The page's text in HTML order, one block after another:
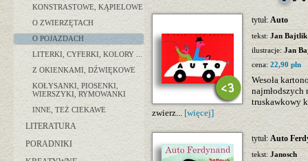
KONSTRASTOWE, KĄPIELOWE
O ZWIERZĘTACH
O POJAZDACH
LITERKI, CYFERKI, KOLORY ...
Z OKIENKAMI, DŹWIĘKOWE
KOŁYSANKI, PIOSENKI,
WIERSZYKI, RYMOWANKI
INNE, TEŻ CIEKAWE
LITERATURA
PORADNIKI
tytuł:Auto
tekst: Jan Bajtlik
ilustracje: Jan
cena: 22,90 pln
Wesoła
najmłodszych
truskawkowy
zwierz... [więcej]
tytuł: Auto
tekst: Janosch